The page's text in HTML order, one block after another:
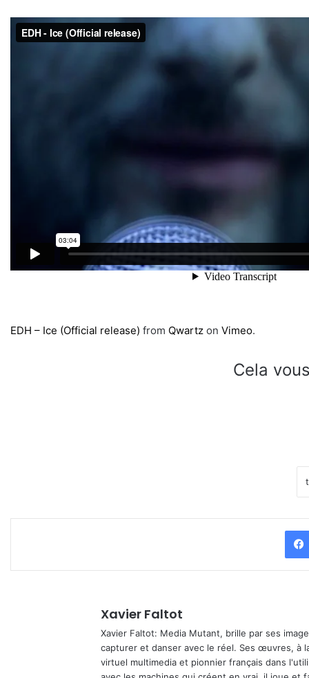
EDH – Ice (Official release) from Qwartz on Vimeo.
Cela
Xavier Faltot
Xavier Faltot: Media Mutant, brille par ses
capturer et danser avec le réel. Ses œuvres, à
virtuel multimedia et pionnier français dans